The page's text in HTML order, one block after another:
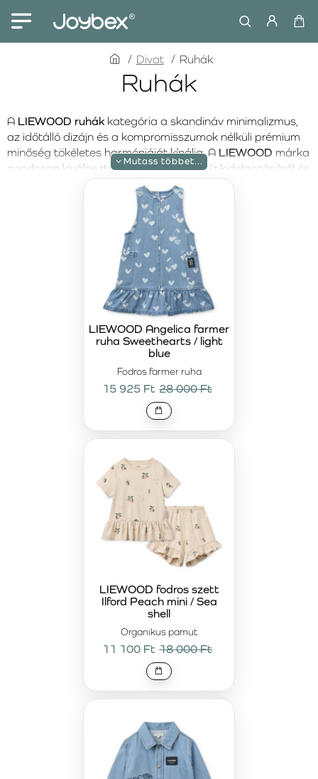
Ruhák
homeDivat Ruhák
A LIEWOOD ruhák kategória a skandináv minimalizmus,
az időtálló dizájn és a kompromisszumok nélküli prémium
minőség tökéletes harmóniáját kínálja. A LIEWOOD márka
gondosan kiválasztott anyagairól, precíz kidolgozásáról és
letisztult esztétikájáról ismert, amely könnyedén illeszkedik
a mindennapi ruhatárba. Minden modell maximális
kényelmet, természetes mozgásszabadságot és kellemes
viseletet biztosít egész nap.
ideális választást jelentenek nyári
napokra, családi eseményekre vagy mindennapi viseletre.
A könnyű, légáteresztő és bőrbarát anyagok kényelmet
nyújtanak aktív mozgás közben is, míg az átgondolt
szabásvonalak megkönnyítik az öltözködést és a
kényelmes viselést. Az időtálló színek és finom részletek
elegáns megjelenést biztosítanak, amely túlmutat a
LIEWOOD prémium ruhákazoknak a családoknak
készülnek, akik értékelik a minőséget, az esztétikumot és a
hosszú élettartamot. Tudatos befektetést jelentenek olyan
ruhadarabokba, amelyek többszöri mosás után is
megőrzik formájukat és minőségüket. A LIEWOOD
kollekció további darabjaival kombinálva harmonikus,
elegáns és praktikus öltözet alakítható ki minden
Fodros farmer ruha
LIEWOOD Angelica farmer
ruha Sweethearts / light
blue
15 925 Ft 28 000 Ft
Organikus pamut
LIEWOOD fodros szett
Ilford Peach mini / Sea
shell
11 100 Ft 18 000 Ft